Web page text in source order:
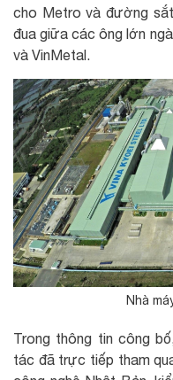
cho Metro và đường
đua giữa các ông lớn
và VinMetal.
Nhà
Trong thông tin công
tác đã trực tiếp tham